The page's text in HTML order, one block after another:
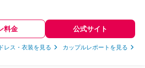
料金 公式サイト
ドレス・衣装を見る カップルレポートを見る